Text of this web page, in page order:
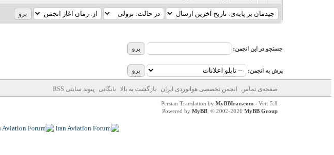
جستجو در این انجمن:
پرش به انجمن:
صفحه‌ی تماس انجمن تخصصی هوانوردی ایران بازگشت به بالا بایگانی پیوند سایتی RSS
Persian Translation by MyBBIran.com- Ver: 5.8
Powered by MyBB, © 2002-2026 MyBB Group